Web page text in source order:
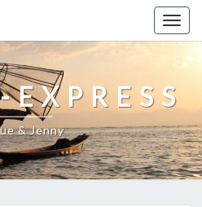
& Jenny